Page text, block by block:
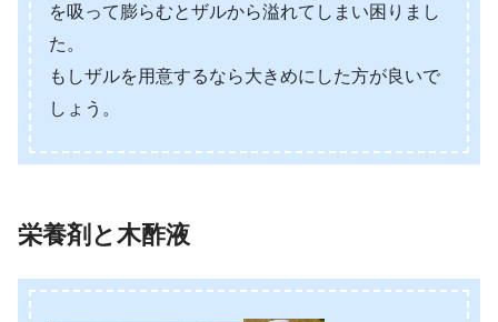
を吸って膨らむとザルから溢れてしまい困りまし
た。
もしザルを用意するなら大きめにした方が良いで
しょう。
栄養剤と木酢液